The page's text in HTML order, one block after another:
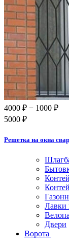
4000 ₽ − 1000 ₽
5000 ₽
Решетка на окна
Лавки
Двери
Ворота